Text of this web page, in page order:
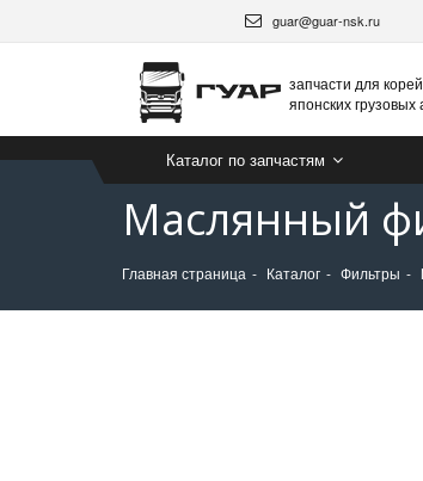
guar@guar-nsk.ru
запчасти для
японских
Каталог по запчастям
Маслянный
Главная страница Каталог Фильтры